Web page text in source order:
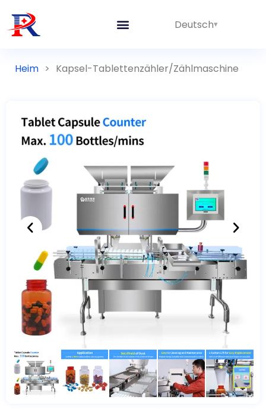
Deutsch
Heim > Kapsel-Tablettenzähler/Zählmaschine